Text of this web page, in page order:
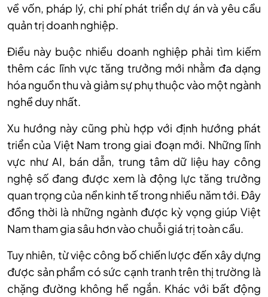
về vốn, pháp lý, chi phí phát triển dự án và yêu cầu
quản trị doanh nghiệp.
Điều này buộc nhiều doanh nghiệp phải tìm kiếm
thêm các lĩnh vực tăng trưởng mới nhằm đa dạng
hóa nguồn thu và giảm sự phụ thuộc vào một ngành
nghề duy nhất.
Xu hướng này cũng phù hợp với định hướng phát
triển của Việt Nam trong giai đoạn mới. Những lĩnh
vực như AI, bán dẫn, trung tâm dữ liệu hay công
nghệ số đang được xem là động lực tăng trưởng
quan trọng của nền kinh tế trong nhiều năm tới. Đây
đồng thời là những ngành được kỳ vọng giúp Việt
Nam tham gia sâu hơn vào chuỗi giá trị toàn cầu.
Tuy nhiên, từ việc công bố chiến lược đến xây dựng
được sản phẩm có sức cạnh tranh trên thị trường là
chặng đường không hề ngắn. Khác với bất động